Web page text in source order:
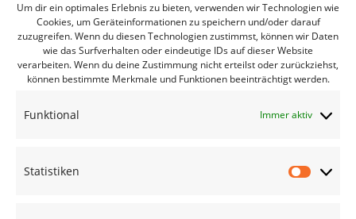
Um dir ein optimales Erlebnis zu bieten, verwenden wir Technologien wie
Cookies, um Geräteinformationen zu speichern und/oder darauf
zuzugreifen. Wenn du diesen Technologien zustimmst, können wir Daten
wie das Surfverhalten oder eindeutige IDs auf dieser Website
verarbeiten. Wenn du deine Zustimmung nicht erteilst oder zurückziehst,
können bestimmte Merkmale und Funktionen beeinträchtigt werden.
Funktional Immer aktiv
Statistiken
Bürgerbüro Coswig
Bürgerbüro Lommatzsch